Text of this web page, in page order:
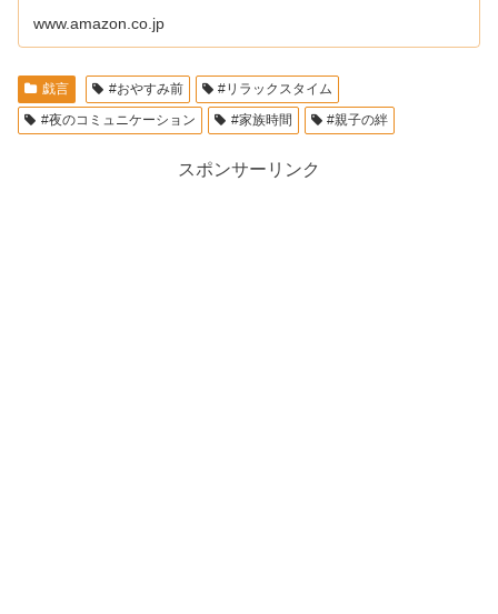
www.amazon.co.jp
戯言 #おやすみ前
#リラックスタイム
#夜のコミュニケーション
#家族時間 #親子の絆
スポンサーリンク